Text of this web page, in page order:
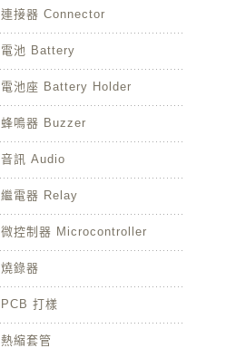
連接器 Connector
電池 Battery
電池座 Battery Holder
蜂鳴器 Buzzer
音訊 Audio
繼電器 Relay
微控制器 Microcontroller
燒錄器
PCB 打樣
熱縮套管